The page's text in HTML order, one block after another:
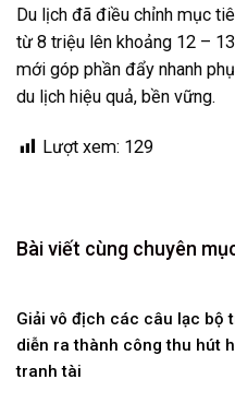
Du lịch đã điều chỉnh mục
từ 8 triệu lên khoảng 12 –
mới góp phần đẩy nhanh
du lịch hiệu quả, bền vững.
Lượt xem: 129
Bài viết cùng chuyên
Giải vô địch các câu lạc bộ
diễn ra thành công thu hút
tranh tài